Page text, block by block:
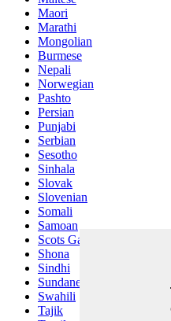
Maori
Marathi
Mongolian
Burmese
Nepali
Norwegian
Pashto
Persian
Punjabi
Serbian
Sesotho
Sinhala
Slovak
Slovenian
Somali
Samoan
Scots Gaelic
Shona
Sindhi
Sundanese
Swahili
Tajik